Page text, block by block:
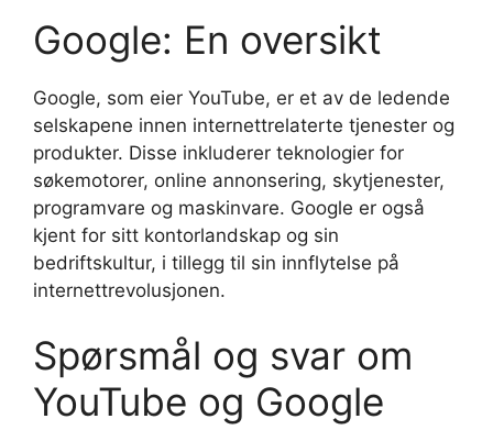
Google: En oversikt
Google, som eier YouTube, er et av de ledende
selskapene innen internettrelaterte tjenester og
produkter. Disse inkluderer teknologier for
søkemotorer, online annonsering, skytjenester,
programvare og maskinvare. Google er også
kjent for sitt kontorlandskap og sin
bedriftskultur, i tillegg til sin innflytelse på
internettrevolusjonen.
Spørsmål og svar om
YouTube og Google